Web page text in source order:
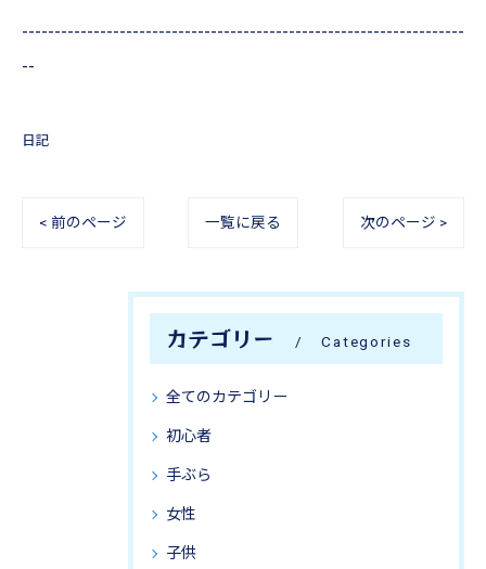
--------------------------------------------------------------------
--
日記
< 前のページ 一覧に戻る 次のページ >
カテゴリー Categories
全てのカテゴリー
初心者
手ぶら
女性
子供